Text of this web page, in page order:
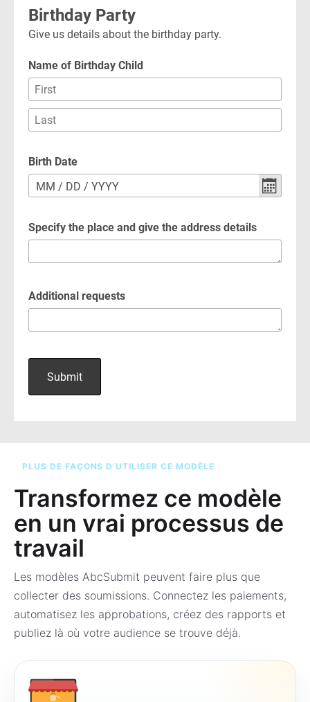
PLUS DE FAÇONS D’UTILISER CE MODÈLE
Transformez ce modèle
en un vrai processus de
travail
Les modèles AbcSubmit peuvent faire plus que
collecter des soumissions. Connectez les paiements,
automatisez les approbations, créez des rapports et
publiez là où votre audience se trouve déjà.